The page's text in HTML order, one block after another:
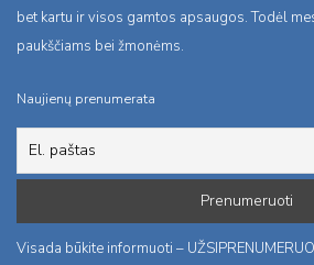
bet kartu ir visos gamtos apsaugos. Todėl
paukščiams bei žmonėms.
Naujienų prenumerata
Visada būkite informuoti –